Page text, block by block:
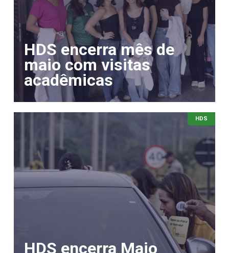
HDS encerra mês de
maio com visitas
acadêmicas
HDS
HDS encerra Maio